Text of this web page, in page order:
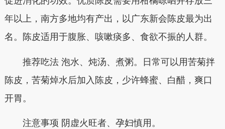
年以上，南方多地均有产出，以广东新会陈皮最为出
名。陈皮适用于腹胀、咳嗽痰多、食欲不振的人群。
推荐吃法 泡水、炖汤、煮粥。日常可以用苦菊拌
陈皮，苦菊焯水后加入陈皮，少许蜂蜜、白醋，爽口
开胃。
注意事项 阴虚火旺者、孕妇慎用。